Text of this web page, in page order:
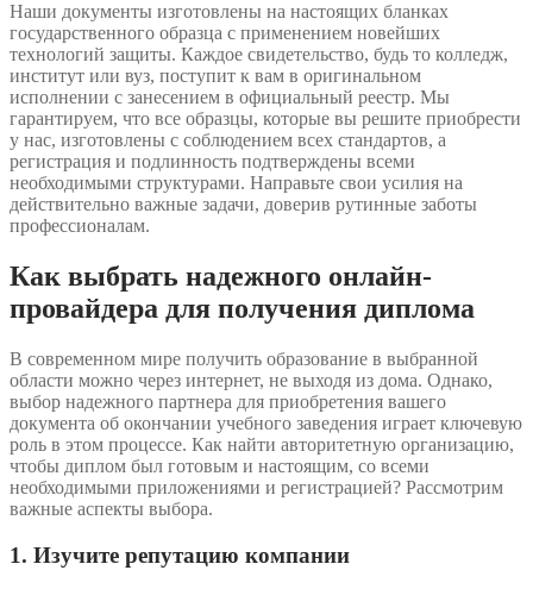
Наши документы изготовлены на настоящих бланках
государственного образца с применением новейших
технологий защиты. Каждое свидетельство, будь то колледж,
институт или вуз, поступит к вам в оригинальном
исполнении с занесением в официальный реестр. Мы
гарантируем, что все образцы, которые вы решите приобрести
у нас, изготовлены с соблюдением всех стандартов, а
регистрация и подлинность подтверждены всеми
необходимыми структурами. Направьте свои усилия на
действительно важные задачи, доверив рутинные заботы
профессионалам.
Как выбрать надежного онлайн-
провайдера для получения диплома
В современном мире получить образование в выбранной
области можно через интернет, не выходя из дома. Однако,
выбор надежного партнера для приобретения вашего
документа об окончании учебного заведения играет ключевую
роль в этом процессе. Как найти авторитетную организацию,
чтобы диплом был готовым и настоящим, со всеми
необходимыми приложениями и регистрацией? Рассмотрим
важные аспекты выбора.
1. Изучите репутацию компании